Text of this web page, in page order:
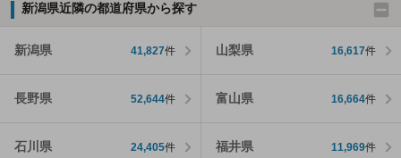
新潟県近隣の都道府県から探す
新潟県 41,827件 山梨県 16,617件
長野県 52,644件 富山県 16,664件
石川県 24,405件 福井県 11,969件